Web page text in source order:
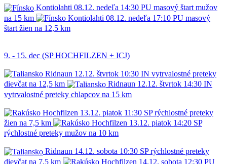
Kontiolahti 08.12. nedeľa 14:30 PU masový štart mužov
na 15 km
Kontiolahti 08.12. nedeľa 17:10 PU masový
štart žien na 12,5 km
9. - 15. dec (SP HOCHFILZEN + ICJ)
Ridnaun 12.12. štvrtok 10:30 IN vytrvalostné preteky
dievčat na 12,5 km
Ridnaun 12.12. štvrtok 14:30 IN
vytrvalostné preteky chlapcov na 15 km
Hochfilzen 13.12. piatok 11:30 SP rýchlostné preteky
žien na 7,5 km
Hochfilzen 13.12. piatok 14:20 SP
rýchlostné preteky mužov na 10 km
Ridnaun 14.12. sobota 10:30 SP rýchlostné preteky
dievčat na 7,5 km
Hochfilzen 14.12. sobota 12:30 PU